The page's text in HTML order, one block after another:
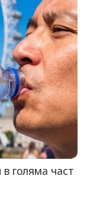
голяма част